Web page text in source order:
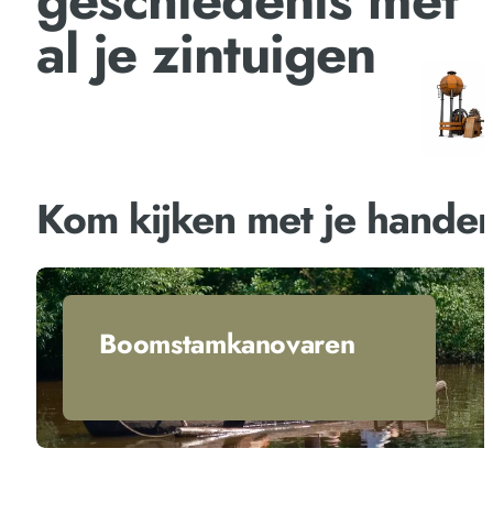
al je zintuigen
Kom kijken met je
Boomstamkanovaren